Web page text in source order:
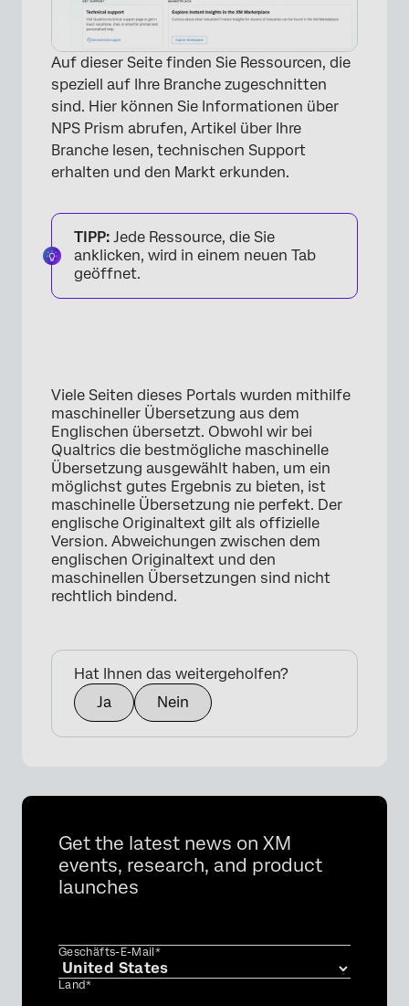
×
×
Auf dieser Seite finden Sie Ressourcen, die
speziell auf Ihre Branche zugeschnitten
sind. Hier können Sie Informationen über
NPS Prism abrufen, Artikel über Ihre
Branche lesen, technischen Support
erhalten und den Markt erkunden.
TIPP: Jede Ressource, die Sie
anklicken, wird in einem neuen Tab
geöffnet.
Viele Seiten dieses Portals wurden mithilfe
maschineller Übersetzung aus dem
Englischen übersetzt. Obwohl wir bei
Qualtrics die bestmögliche maschinelle
Übersetzung ausgewählt haben, um ein
möglichst gutes Ergebnis zu bieten, ist
maschinelle Übersetzung nie perfekt. Der
englische Originaltext gilt als offizielle
Version. Abweichungen zwischen dem
englischen Originaltext und den
maschinellen Übersetzungen sind nicht
rechtlich bindend.
Hat Ihnen das weitergeholfen?
Ja
Nein
Get the latest news on XM
events, research, and product
launches
Geschäfts-E-Mail*
Land*